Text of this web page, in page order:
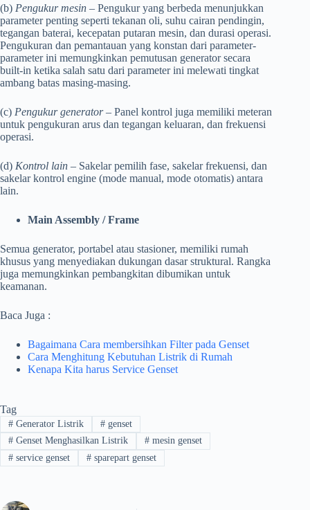
(b) Pengukur mesin – Pengukur yang berbeda menunjukkan
parameter penting seperti tekanan oli, suhu cairan pendingin,
tegangan baterai, kecepatan putaran mesin, dan durasi operasi.
Pengukuran dan pemantauan yang konstan dari parameter-
parameter ini memungkinkan pemutusan generator secara
built-in ketika salah satu dari parameter ini melewati tingkat
ambang batas masing-masing.
(c) Pengukur generator– Panel kontrol juga memiliki meteran
untuk pengukuran arus dan tegangan keluaran, dan frekuensi
operasi.
(d) Kontrol lain – Sakelar pemilih fase, sakelar frekuensi, dan
sakelar kontrol engine (mode manual, mode otomatis) antara
lain.
Main Assembly / Frame
Semua generator, portabel atau stasioner, memiliki rumah
khusus yang menyediakan dukungan dasar struktural. Rangka
juga memungkinkan pembangkitan dibumikan untuk
keamanan.
Baca Juga :
Bagaimana Cara membersihkan Filter pada Genset
Cara Menghitung Kebutuhan Listrik di Rumah
Kenapa Kita harus Service Genset
Tag
#Generator Listrik #genset
#Genset Menghasilkan Listrik #mesin genset
#service genset #sparepart genset